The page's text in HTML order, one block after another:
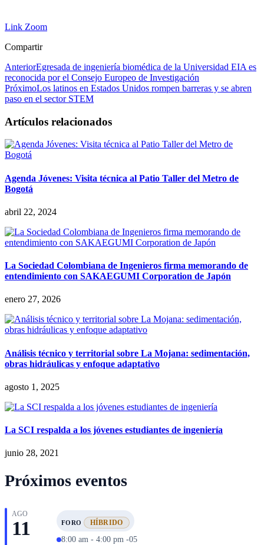
Link Zoom
Compartir
AnteriorEgresada de ingeniería biomédica de la Universidad EIA es
reconocida por el Consejo Europeo de Investigación
PróximoLos latinos en Estados Unidos rompen barreras y se abren
paso en el sector STEM
Artículos relacionados
Agenda Jóvenes: Visita técnica al Patio Taller del Metro de
Bogotá
abril 22, 2024
La Sociedad Colombiana de Ingenieros firma memorando de
entendimiento con SAKAEGUMI Corporation de Japón
enero 27, 2026
Análisis técnico y territorial sobre La Mojana: sedimentación,
obras hidráulicas y enfoque adaptativo
agosto 1, 2025
La SCI respalda a los jóvenes estudiantes de ingeniería
junio 28, 2021
Próximos eventos
AGO
11 FORO HÍBRIDO
8:00 am - 4:00 pm -05